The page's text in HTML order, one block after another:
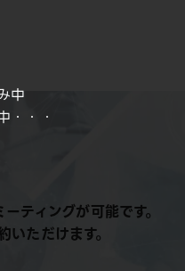
中
・・・
ティングが可能です。
ただけます。